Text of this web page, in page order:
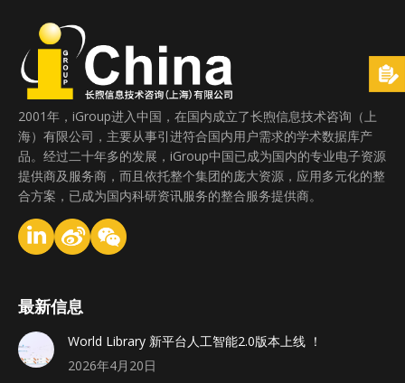
2001年，iGroup进入中国，在国内成立了长煦信息技术咨询（上
海）有限公司，主要从事引进符合国内用户需求的学术数据库产
品。经过二十年多的发展，iGroup中国已成为国内的专业电子资源
提供商及服务商，而且依托整个集团的庞大资源，应用多元化的整
合方案，已成为国内科研资讯服务的整合服务提供商。
最新信息
World Library 新平台人工智能2.0版本上线 ！
2026年4月20日